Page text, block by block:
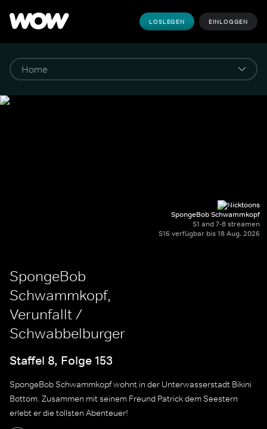
LOSLEGEN EINLOGGEN
SpongeBob Schwammkopf
S1 and 7-8 streamen
S16 verfügbar bis 18 Aug. 2026
SpongeBob
Schwammkopf,
Verunfallt /
Schwabbelburger
Staffel 8, Folge 153
SpongeBob Schwammkopf wohnt in der Unterwasserstadt Bikini
Bottom. Zusammen mit seinem Freund Patrick dem Seestern
erlebt er die tollsten Abenteuer!